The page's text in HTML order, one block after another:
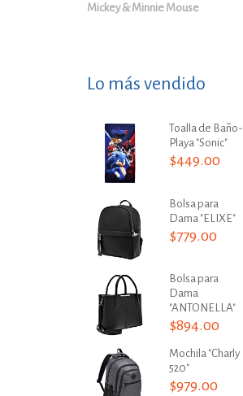
Mickey & Minnie Mouse
Lo más vendido
Toalla de Baño-
Playa "Sonic"
$449.00
Bolsa para
Dama "ELIXE"
$779.00
Bolsa para
Dama
"ANTONELLA"
$894.00
Mochila "Charly
520"
$979.00